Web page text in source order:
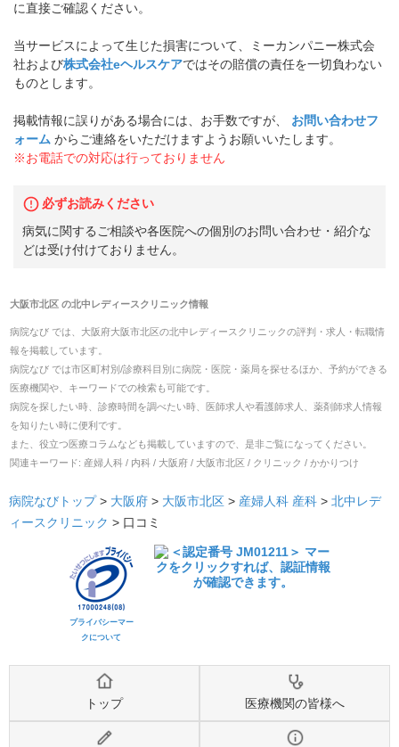
に直接ご確認ください。
当サービスによって生じた損害について、ミーカンパニー株式会
社および株式会社eヘルスケアではその賠償の責任を一切負わない
ものとします。
掲載情報に誤りがある場合には、お手数ですが、
お問い合わせフ
ォーム からご連絡をいただけますようお願いいたします。
※お電話での対応は行っておりません
必ずお読みください
病気に関するご相談や各医院への個別のお問い合わせ・紹介な
どは受け付けておりません。
大阪市北区の北中レディースクリニック情報
病院なび では、 大阪府大阪市北区の北中レディースクリニックの評判・求人・転職情
報を掲載しています。
病院なび では市区町村別/診療科目別に病院・医院・薬局を探せるほか、予約ができる
医療機関や、キーワードでの検索も可能です。
病院を探したい時、診療時間を調べたい時、医師求人や看護師求人、薬剤師求人情報
を知りたい時に便利です。
また、役立つ医療コラムなども掲載していますので、是非ご覧になってください。
関連キーワード: 産婦人科 / 内科 / 大阪府 / 大阪市北区 / クリニック / かかりつけ
病院なびトップ > 大阪府 > 大阪市北区 > 産婦人科 産科 > 北中レデ
ィースクリニック > 口コミ
プライバシーマー
クについて
トップ 医療機関の皆様へ